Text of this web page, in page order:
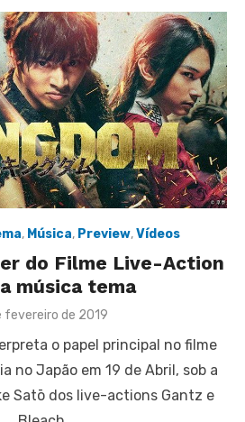
, Música, Preview,Vídeos
do Filme Live-Action
música tema
fevereiro de 2019
o papel principal no filme
no Japão em 19 de Abril, sob a
Satō dos live-actions Gantz e